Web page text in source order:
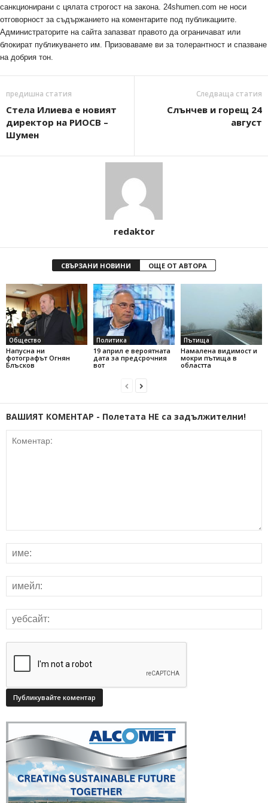
санкционирани с цялата строгост на закона. 24shumen.com не носи
отговорност за съдържанието на коментарите под публикациите.
Администраторите на сайта запазват правото да ограничават или
блокират публикуването им. Призоваваме ви за толерантност и спазване
на добрия тон.
предишна статия
Стела Илиева е новият
директор на РИОСВ –
Шумен
Следваща статия
Слънчев и горещ 24
август
redaktor
СВЪРЗАНИ НОВИНИ ОЩЕ ОТ АВТОРА
Общество
Напусна ни
фотографът Огнян
Блъсков
Политика
19 април е вероятната
дата за предсрочния
вот
Пътища
Намалена видимост и
мокри пътища в
областта
ВАШИЯТ КОМЕНТАР - Полетата НЕ са задължителни!